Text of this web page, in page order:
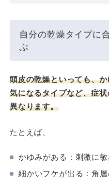
自分の乾燥タイプに
ぶ
頭皮の乾燥といっても、
気になるタイプなど、症
異なります。
たとえば、
かゆみがある：刺激に
細かいフケが出る：角